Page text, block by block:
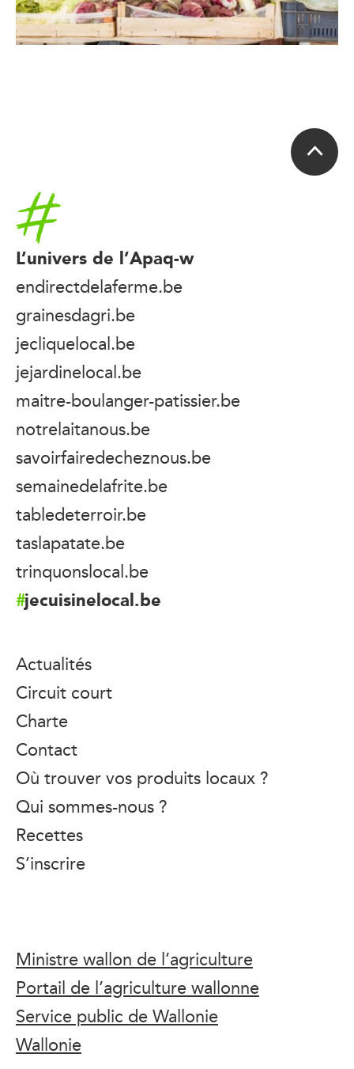
Accueil
L’univers de l’Apaq-w
endirectdelaferme.be
grainesdagri.be
jecliquelocal.be
jejardinelocal.be
maitre-boulanger-patissier.be
notrelaitanous.be
savoirfairedecheznous.be
semainedelafrite.be
tabledeterroir.be
taslapatate.be
trinquonslocal.be
jecuisinelocal.be
Actualités
Circuit court
Charte
Contact
Où trouver vos produits locaux ?
Qui sommes-nous ?
Recettes
S’inscrire
Ministre wallon de l’agriculture
Portail de l’agriculture wallonne
Service public de Wallonie
Wallonie